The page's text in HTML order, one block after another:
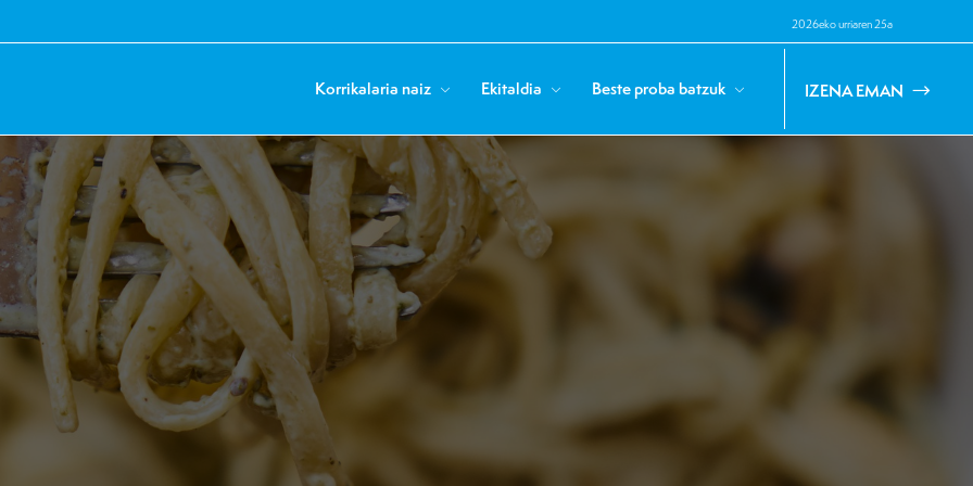
2026eko urriaren 25a
Korrikalaria naiz Ekitaldia Beste proba batzuk IZENA EMAN
salga antes?
salga antes?
salga antes?